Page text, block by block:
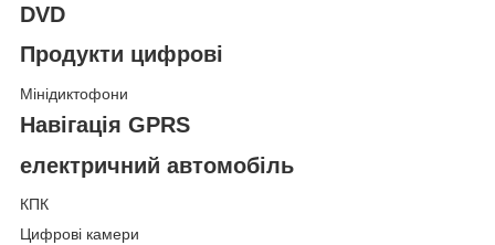
DVD
Продукти цифрові
Мінідиктофони
Навігація GPRS
електричний автомобіль
КПК
Цифрові камери